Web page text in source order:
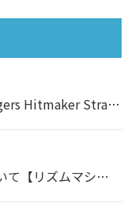
Fender（フェンダー）のNile Rodgers Hitmaker Stratocasterについて【エレキギター】
KORG（コルグ）のKR-55 Proについて【リズムマシン】